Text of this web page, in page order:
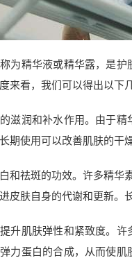
为精华液或精华露，是
来看，我们可以得出以下几
滋润和补水作用。由于
期使用可以改善肌肤的干
和祛斑的功效。许多精华
皮肤自身的代谢和更新。
升肌肤弹性和紧致度。
力蛋白的合成，从而使